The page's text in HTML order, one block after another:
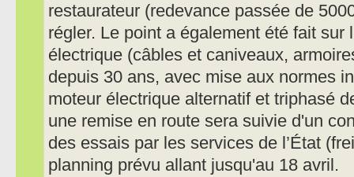
restaurateur (redevance passée de
régler. Le point a également été fait sur
électrique (câbles et caniveaux,
depuis 30 ans, avec mise aux normes
moteur électrique alternatif et triphasé
une remise en route sera suivie d'un
des essais par les services de l’État
planning prévu allant jusqu'au 18 avril.